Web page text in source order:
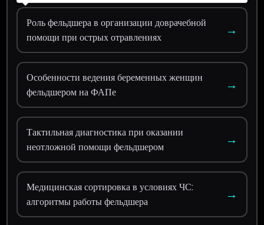
Роль фельдшера в организации доврачебной
помощи при острых отравлениях
→
Особенности ведения беременных женщин
фельдшером на ФАПе
→
Тактильная диагностика при оказании
неотложной помощи фельдшером
→
Медицинская сортировка в условиях ЧС:
алгоритмы работы фельдшера
→